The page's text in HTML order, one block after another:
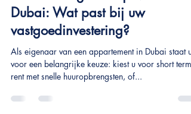
Korte of lange termijn verhuur in
Dubai: Wat past bij uw
vastgoedinvestering?
Als eigenaar van een appartement in Dubai staat u
rent met snelle huuropbrengsten, of...